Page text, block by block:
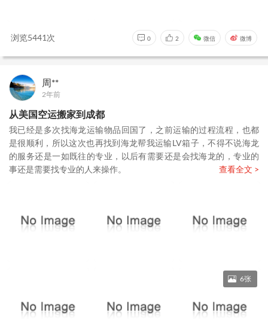
浏览5441次 0 2 微信 微博
周**
2年前
从美国空运搬家到成都
我已经是多次找海龙运输物品回国了，之前运输的过程流程，也都
是很顺利，所以这次也再找到海龙帮我运输LV箱子，不得不说海龙
的服务还是一如既往的专业，以后有需要还是会找海龙的，专业的
事还是需要找专业的人来操作。
查看全文 >
6张